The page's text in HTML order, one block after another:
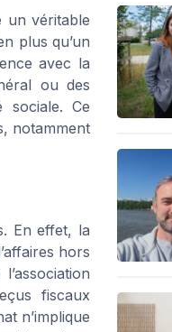
un véritable
plus qu’un
avec la
ou des
sociale. Ce
notamment
En effet, la
hors
fiscaux
n’implique